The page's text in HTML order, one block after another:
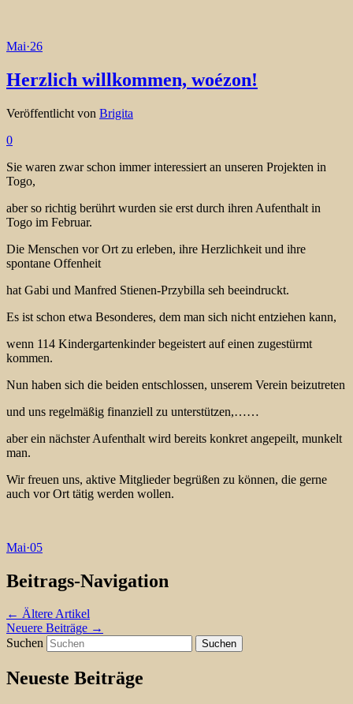
Mai·26
Herzlich willkommen, woézon!
Veröffentlicht von Brigita
0
Sie waren zwar schon immer interessiert an unseren Projekten in
Togo,
aber so richtig berührt wurden sie erst durch ihren Aufenthalt in
Togo im Februar.
Die Menschen vor Ort zu erleben, ihre Herzlichkeit und ihre
spontane Offenheit
hat Gabi und Manfred Stienen-Przybilla seh beeindruckt.
Es ist schon etwa Besonderes, dem man sich nicht entziehen kann,
wenn 114 Kindergartenkinder begeistert auf einen zugestürmt
kommen.
Nun haben sich die beiden entschlossen, unserem Verein beizutreten
und uns regelmäßig finanziell zu unterstützen,……
aber ein nächster Aufenthalt wird bereits konkret angepeilt, munkelt
man.
Wir freuen uns, aktive Mitglieder begrüßen zu können, die gerne
auch vor Ort tätig werden wollen.
Mai·05
Beitrags-Navigation
← Ältere Artikel
Neuere Beiträge →
Suchen
Neueste Beiträge